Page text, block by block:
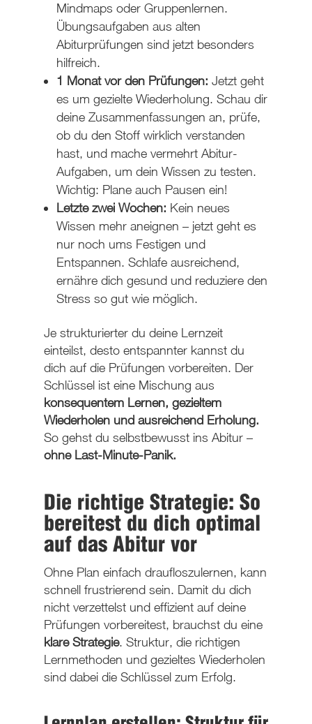
Mindmaps oder Gruppenlernen.
Übungsaufgaben aus alten
Abiturprüfungen sind jetzt besonders
hilfreich.
1 Monat vor den Prüfungen: Jetzt geht
es um gezielte Wiederholung. Schau dir
deine Zusammenfassungen an, prüfe,
ob du den Stoff wirklich verstanden
hast, und mache vermehrt Abitur-
Aufgaben, um dein Wissen zu testen.
Wichtig: Plane auch Pausen ein!
Letzte zwei Wochen: Kein neues
Wissen mehr aneignen – jetzt geht es
nur noch ums Festigen und
Entspannen. Schlafe ausreichend,
ernähre dich gesund und reduziere den
Stress so gut wie möglich.
Je strukturierter du deine Lernzeit
einteilst, desto entspannter kannst du
dich auf die Prüfungen vorbereiten. Der
Schlüssel ist eine Mischung aus
konsequentem Lernen, gezieltem
Wiederholen und ausreichend Erholung.
So gehst du selbstbewusst ins Abitur –
ohne Last-Minute-Panik.
Die richtige Strategie: So
bereitest du dich optimal
auf das Abitur vor
Ohne Plan einfach draufloszulernen, kann
schnell frustrierend sein. Damit du dich
nicht verzettelst und effizient auf deine
Prüfungen vorbereitest, brauchst du eine
klare Strategie. Struktur, die richtigen
Lernmethoden und gezieltes Wiederholen
sind dabei die Schlüssel zum Erfolg.